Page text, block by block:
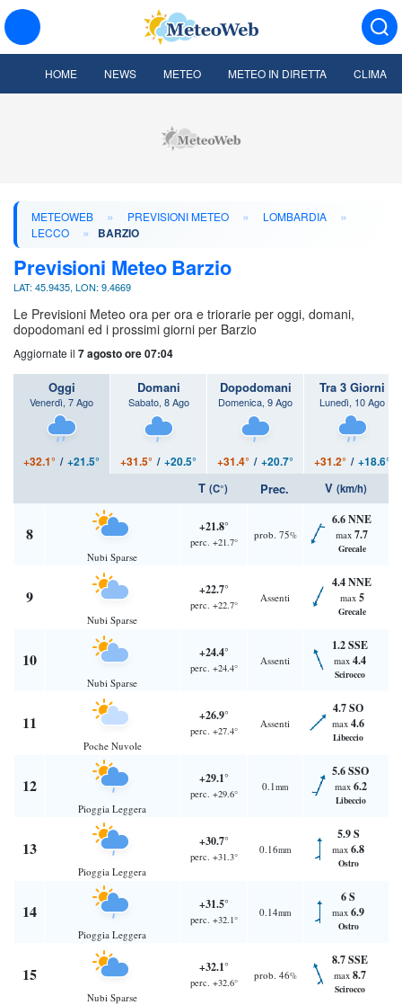
HOME NEWS METEO METEO IN DIRETTA CLIMA
METEOWEB » PREVISIONI METEO » LOMBARDIA »
LECCO » BARZIO
Previsioni Meteo Barzio
LAT: 45.9435, LON: 9.4669
Le Previsioni Meteo ora per ora e triorarie per oggi, domani,
dopodomani ed i prossimi giorni per Barzio
Aggiornate il 7 agosto ore 07:04
Oggi
Venerdì, 7 Ago
+32.1° / +21.5°
Domani
Sabato, 8 Ago
+31.5° / +20.5°
Dopodomani
Domenica, 9 Ago
+31.4° / +20.7°
Tra 3 Giorni
Lunedì, 10 Ago
+31.2° / +18.6°
T (C°) Prec. V (km/h)
8
Nubi Sparse
+21.8°
perc. +21.7°
prob. 75%
6.6 NNE
max 7.7
Grecale
9
Nubi Sparse
+22.7°
perc. +22.7°
Assenti
4.4 NNE
max 5
Grecale
10
Nubi Sparse
+24.4°
perc. +24.4°
Assenti
1.2 SSE
max 4.4
Scirocco
11
Poche Nuvole
+26.9°
perc. +27.4°
Assenti
4.7 SO
max 4.6
Libeccio
12
Pioggia Leggera
+29.1°
perc. +29.6°
0.1mm
5.6 SSO
max 6.2
Libeccio
13
Pioggia Leggera
+30.7°
perc. +31.3°
0.16mm
5.9 S
max 6.8
Ostro
14
Pioggia Leggera
+31.5°
perc. +32.1°
0.14mm
6 S
max 6.9
Ostro
15
Nubi Sparse
+32.1°
perc. +32.6°
prob. 46%
8.7 SSE
max 8.7
Scirocco